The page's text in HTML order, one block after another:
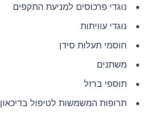
נוגדי פרכוסים למניעת התקפים
נוגדי עוויתות
חוסמי תעלות סידן
משתנים
תוספי ברזל
תרופות המשמשות לטיפול בדיכאון